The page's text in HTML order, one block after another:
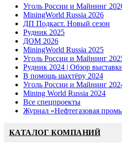
Уголь России и Майнинг
MiningWorld Russia 2026
ДП Подкаст. Новый сезон
Рудник 2025
ДОМ 2026
MiningWorld Russia 2025
Уголь России и Майнинг
Рудник 2024 | Обзор
В помощь шахтёру 2024
Уголь России и Майнинг
Mining World Russia 2024
Все спецпроекты
Журнал «Нефтегазовая
КАТАЛОГ КОМПАНИЙ